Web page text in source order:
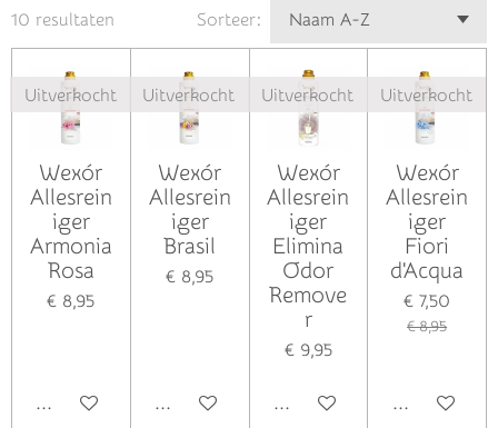
10 resultaten Sorteer:
Uitverkocht
Wexór
Allesrein
iger
Armonia
Rosa
€ 8,95
Houd mij op de hoogte
Uitverkocht
Wexór
Allesrein
iger
Brasil
€ 8,95
Houd mij op de hoogte
Uitverkocht
Wexór
Allesrein
iger
Elimina
Odor
Remove
r
€ 9,95
Houd mij op de hoogte
Uitverkocht
Wexór
Allesrein
iger
Fiori
d'Acqua
€ 7,50
€ 8,95
Houd mij op